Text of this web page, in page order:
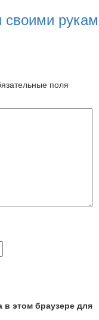
своими
поля
в этом браузере для